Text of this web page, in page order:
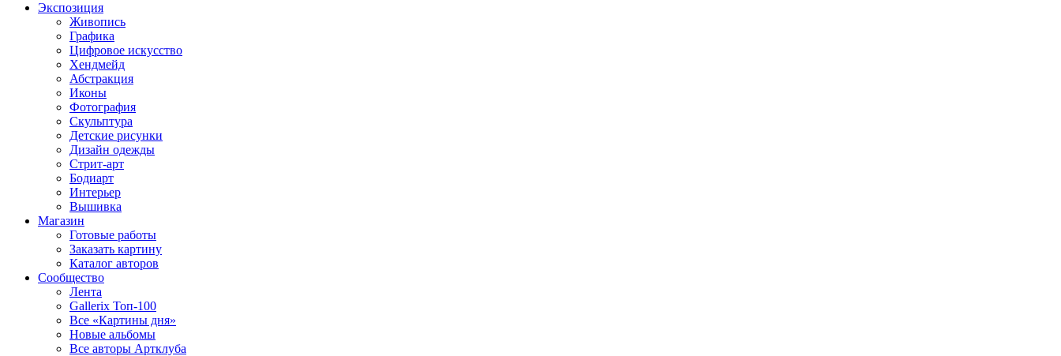
Экспозиция
Живопись
Графика
Цифровое искусство
Хендмейд
Абстракция
Иконы
Фотография
Скульптура
Детские рисунки
Дизайн одежды
Стрит-арт
Бодиарт
Интерьер
Вышивка
Магазин
Готовые работы
Заказать картину
Каталог авторов
Сообщество
Лента
Gallerix Топ-100
Все «Картины дня»
Новые альбомы
Все авторы Артклуба